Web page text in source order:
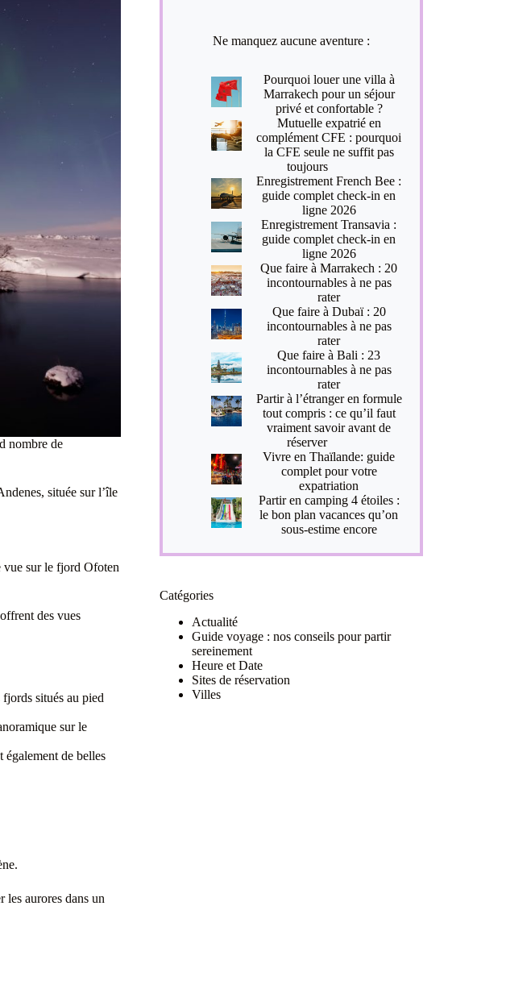
nombre de
située sur l’île
vue sur le fjord Ofoten
des vues
situés au pied
sur le
également de belles
aurores dans un
Ne manquez aucune aventure :
Pourquoi louer une villa à
Marrakech pour un séjour
privé et confortable ?
Mutuelle expatrié en
complément CFE : pourquoi
la CFE seule ne suffit pas
toujours
Enregistrement French Bee :
guide complet check-in en
ligne 2026
Enregistrement Transavia :
guide complet check-in en
ligne 2026
Que faire à Marrakech : 20
incontournables à ne pas
rater
Que faire à Dubaï : 20
incontournables à ne pas
rater
Que faire à Bali : 23
incontournables à ne pas
rater
Partir à l’étranger en formule
tout compris : ce qu’il faut
vraiment savoir avant de
réserver
Vivre en Thaïlande: guide
complet pour votre
expatriation
Partir en camping 4 étoiles :
le bon plan vacances qu’on
sous-estime encore
Catégories
Actualité
Guide voyage : nos conseils pour partir
sereinement
Heure et Date
Sites de réservation
Villes